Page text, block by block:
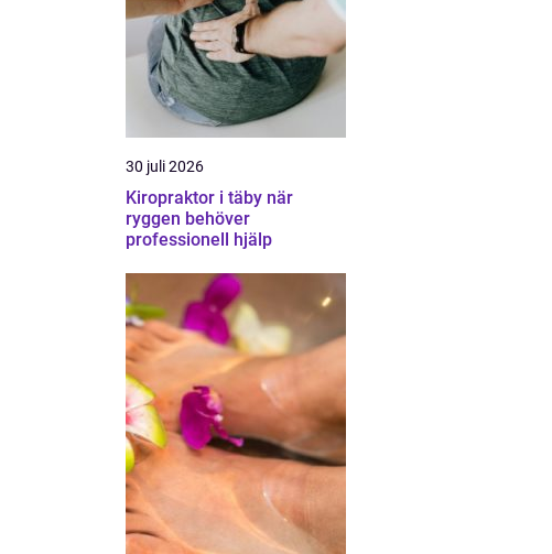
30 juli 2026
Kiropraktor i täby när
ryggen behöver
professionell hjälp